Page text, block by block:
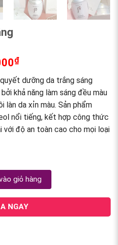
₫
dưỡng da trắng sáng
khả năng làm sáng đều màu
làn da xỉn màu. Sản phẩm
nổi tiếng, kết hợp công thức
độ an toàn cao cho mọi loại
giỏ hàng
NGAY